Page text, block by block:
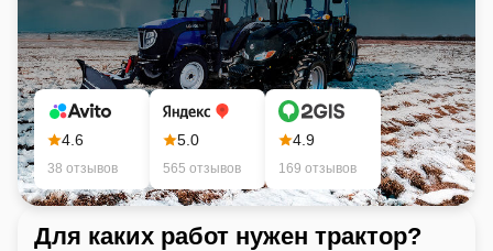
4.6
38 отзывов
5.0
565 отзывов
4.9
169 отзывов
Для каких работ нужен трактор?